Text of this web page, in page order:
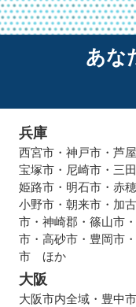
あな
兵庫
西宮市・神戸市・芦
宝塚市・尼崎市・三
姫路市・明石市・赤
小野市・朝来市・加
市・神崎郡・篠山市
市・高砂市・豊岡市
市 ほか
大阪
大阪市内全域・豊中